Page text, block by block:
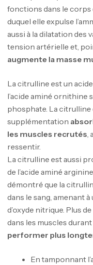
fonctions dans le corps
duquel elle expulse
aussi à la dilatation des
tension artérielle et,
augmente la masse
La citrulline est un
l’acide aminé ornithine
phosphate. La citrulline
supplémentation
les muscles recrutés
ressentir.
La citrulline est aussi
de l’acide aminé
démontré que la
dans le sang, amenant
d’oxyde nitrique. Plus
dans les muscles durant
performer plus
En tamponnant